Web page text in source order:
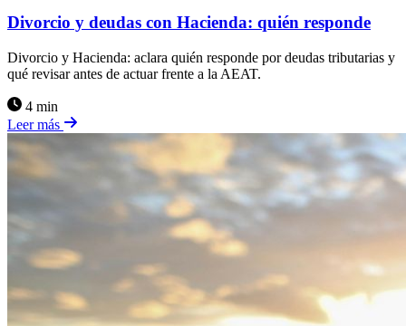
Divorcio y deudas con Hacienda: quién responde
Divorcio y Hacienda: aclara quién responde por deudas tributarias y
qué revisar antes de actuar frente a la AEAT.
4 min
Leer más